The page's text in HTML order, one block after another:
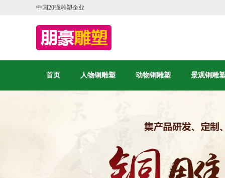
中国20强雕塑企业
首页 人物铜雕塑 动物铜雕塑 景观铜雕